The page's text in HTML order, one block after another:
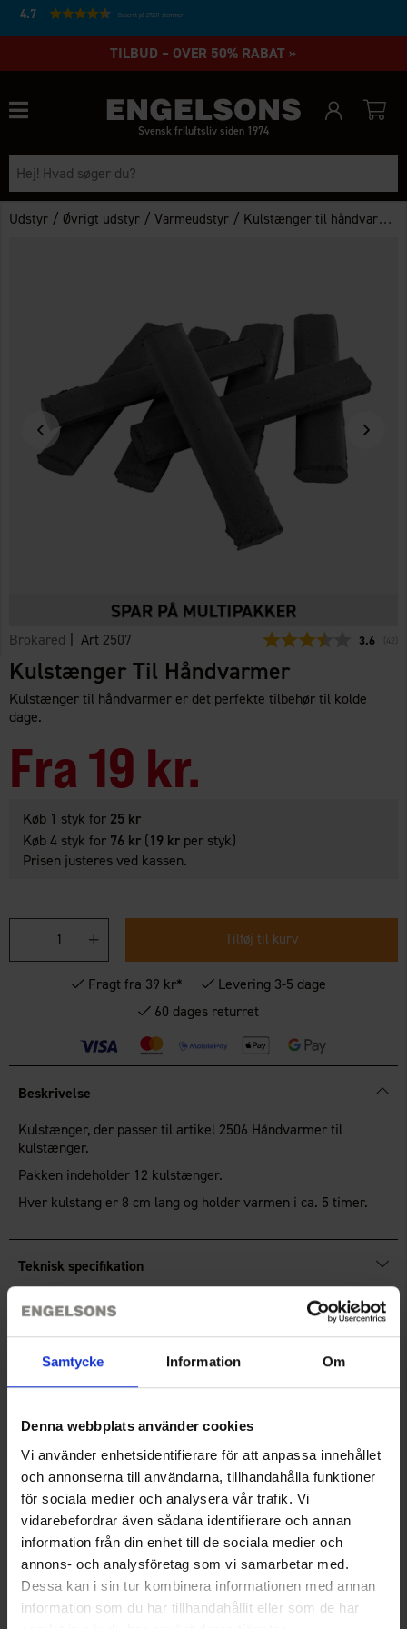
Samtycke Information Om
Denna webbplats använder cookies
Vi använder enhetsidentifierare för att anpassa innehållet
och annonserna till användarna, tillhandahålla funktioner
för sociala medier och analysera vår trafik. Vi
vidarebefordrar även sådana identifierare och annan
information från din enhet till de sociala medier och
annons- och analysföretag som vi samarbetar med.
Dessa kan i sin tur kombinera informationen med annan
information som du har tillhandahållit eller som de har
4.7 Baseret på 27231 stemmer
TILBUD – OVER 50% RABAT »
Svensk friluftsliv siden 1974
Udstyr / Øvrigt udstyr /Varmeudstyr / Kulstænger til håndvarmer
Brokared | Art 2507 3.6 42
Kulstænger Til Håndvarmer
Kulstænger til håndvarmer er det perfekte tilbehør til kolde
dage.
Fra19 kr.
Køb 1 styk for 25 kr
Køb 4 styk for 76 kr (19 kr per styk)
Prisen justeres ved kassen.
Tilføj til kurv
Fragt fra 39 kr*
Levering 3-5 dage
60 dages returret
Beskrivelse
Kulstænger, der passer til artikel 2506 Håndvarmer til
kulstænger.
Pakken indeholder 12 kulstænger.
Hver kulstang er 8 cm lang og holder varmen i ca. 5 timer.
Teknisk specifikation